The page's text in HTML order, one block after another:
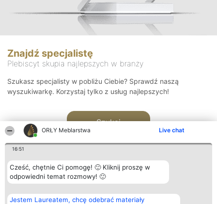
ORŁY Meblarstwa Live chat
16:51
Cześć, chętnie Ci pomogę! 🙂 Kliknij proszę w
odpowiedni temat rozmowy! 🙂
Jestem Laureatem, chcę odebrać materiały
Znajdź specjalistę
Plebiscyt skupia najlepszych w branży
Szukasz specjalisty w pobliżu Ciebie? Sprawdź naszą
wyszukiwarkę. Korzystaj tylko z usług najlepszych!
Szukaj
Organizator plebiscytu
Bright Side Solutions sp. z o.
Plebiscyt
Laureaci
Kontakt
Kontakt